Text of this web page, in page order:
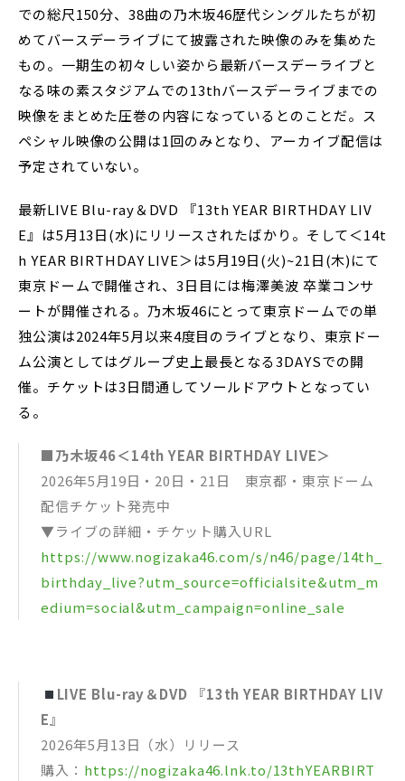
での総尺150分、38曲の乃木坂46歴代シングルたちが初
めてバースデーライブにて披露された映像のみを集めた
もの。一期生の初々しい姿から最新バースデーライブと
なる味の素スタジアムでの13thバースデーライブまでの
映像をまとめた圧巻の内容になっているとのことだ。ス
ペシャル映像の公開は1回のみとなり、アーカイブ配信は
予定されていない。
最新LIVE Blu-ray＆DVD 『13th YEAR BIRTHDAY LIV
E』は5月13日(水)にリリースされたばかり。そして＜14t
h YEAR BIRTHDAY LIVE＞は5月19日(火)~21日(木)にて
東京ドームで開催され、3日目には梅澤美波 卒業コンサ
ートが開催される。乃木坂46にとって東京ドームでの単
独公演は2024年5月以来4度目のライブとなり、東京ドー
ム公演としてはグループ史上最長となる3DAYSでの開
催。チケットは3日間通してソールドアウトとなってい
る。
■乃木坂46＜14th YEAR BIRTHDAY LIVE＞
2026年5月19日・20日・21日 東京都・東京ドーム
配信チケット発売中
▼ライブの詳細・チケット購入URL
https://www.nogizaka46.com/s/n46/page/14th_
birthday_live?utm_source=officialsite&utm_m
edium=social&utm_campaign=online_sale
LIVE Blu-ray＆DVD 『13th YEAR BIRTHDAY LIV
E』
2026年5月13日（水）リリース
購入： https://nogizaka46.lnk.to/13thYEARBIRT